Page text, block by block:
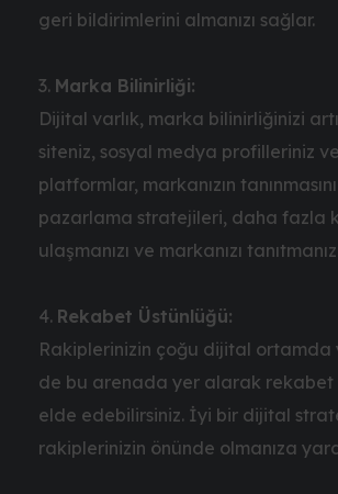
geri bildirimlerini almanızı sağlar.
Marka Bilinirliği:
Dijital varlık, marka bilinirliğinizi
siteniz, sosyal medya profilleriniz
platformlar, markanızın
pazarlama stratejileri, daha fazla
ulaşmanızı ve markanızı
Rekabet Üstünlüğü:
Rakiplerinizin çoğu dijital ortamda
de bu arenada yer alarak rekabet
elde edebilirsiniz. İyi bir dijital
rakiplerinizin önünde olmanıza